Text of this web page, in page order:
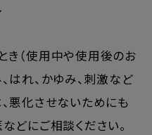
（使用中や使用後のお
はれ、かゆみ、刺激など
悪化させないためにも
どにご相談ください。